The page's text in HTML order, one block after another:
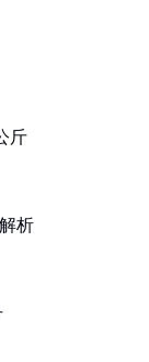
斤
析